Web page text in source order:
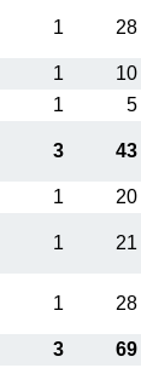
1 28
1 10
1 5
3 43
1 20
1 21
1 28
3 69